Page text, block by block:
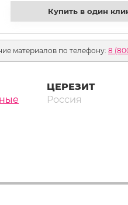
Купить в один
материалов по телефону: 8
ЦЕРЕЗИТ
Россия